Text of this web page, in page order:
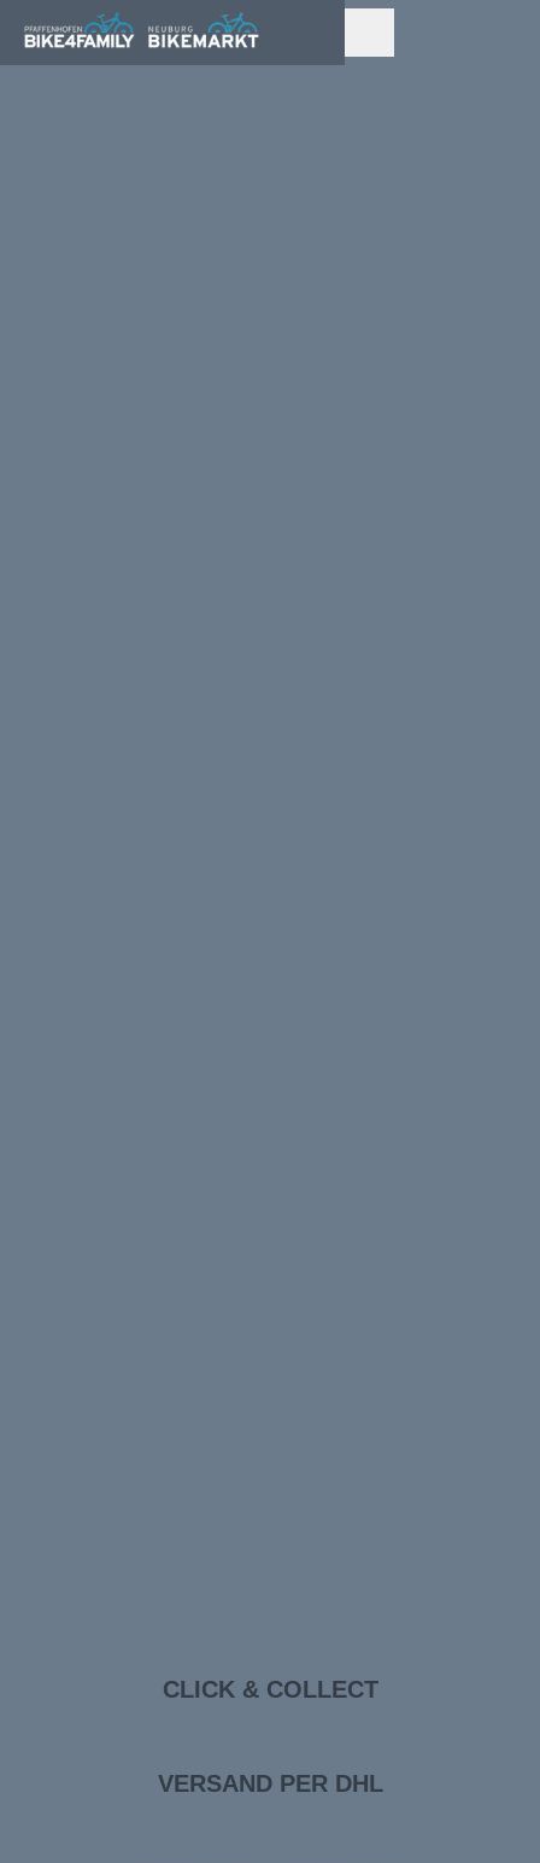
CLICK & COLLECT
VERSAND PER DHL